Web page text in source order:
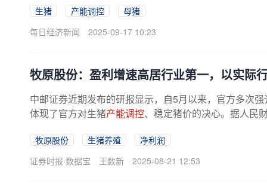
生猪 产能调控
母猪
每日经济新闻
2025-09-17 10:23
牧原股份：盈利增速高居行业第一，以实际
中邮证券近期发布的研报显示，自5月以来，官方多次强
体现了官方对生猪产能调控、稳定猪价的决心。据人民
牧原股份 生猪养殖
净利润
证券时报·数据宝
王数新 2025-08-21 12:53